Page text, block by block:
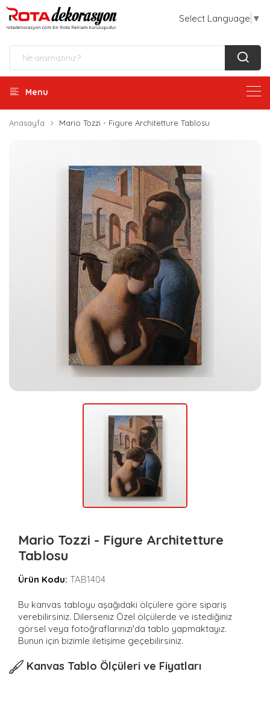
Select Language ▼
Menu
Anasayfa Mario Tozzi - Figure Architetture Tablosu
Mario Tozzi - Figure Architetture
Tablosu
Ürün Kodu: TAB1404
Bu kanvas tabloyu aşağıdaki ölçülere göre sipariş
verebilirsiniz. Dilerseniz Özel ölçülerde ve istediğiniz
görsel veya fotoğraflarınızı'da tablo yapmaktayız.
Bunun için bizimle iletişime geçebilirsiniz.
Kanvas Tablo Ölçüleri ve Fiyatları